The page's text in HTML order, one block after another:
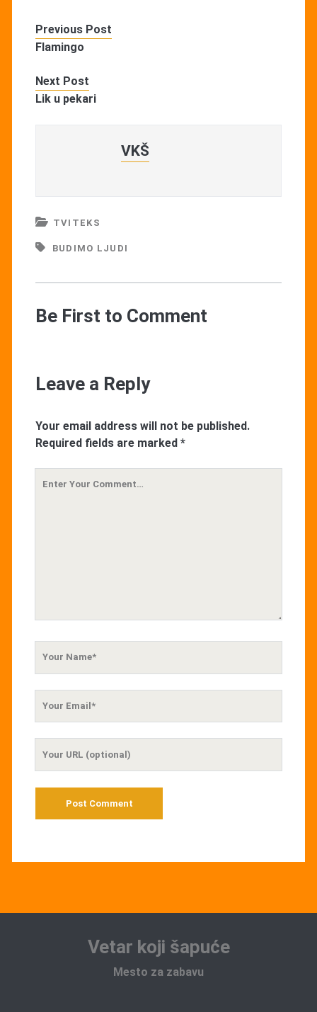
Previous Post
Flamingo
Next Post
Lik u pekari
VKŠ
TVITEKS
BUDIMO LJUDI
Be First to Comment
Leave a Reply
Your email address will not be published.
Required fields are marked *
Vetar koji šapuće
Mesto za zabavu